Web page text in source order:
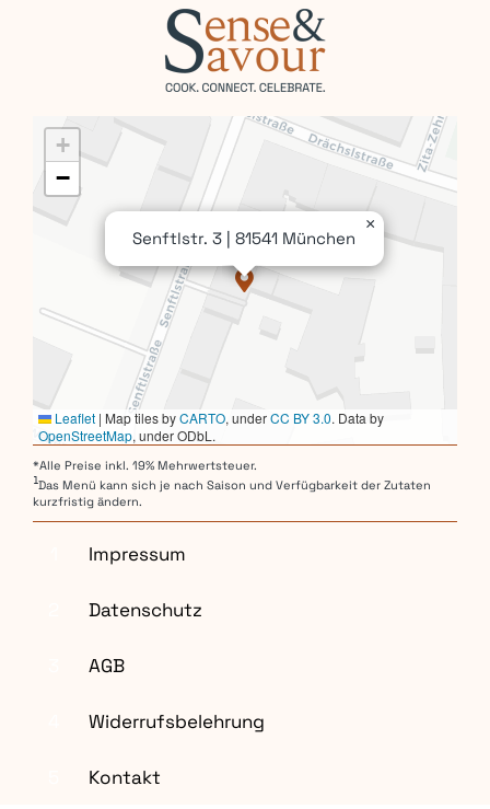
Senftlstr. 3 | 81541 München
×
+
−
Leaflet | Map tiles byCARTO, underCC BY 3.0. Data by
OpenStreetMap, under ODbL.
*Alle Preise inkl. 19% Mehrwertsteuer.
1Das Menü kann sich je nach Saison und Verfügbarkeit der Zutaten
kurzfristig ändern.
Impressum
Datenschutz
AGB
Widerrufsbelehrung
Kontakt